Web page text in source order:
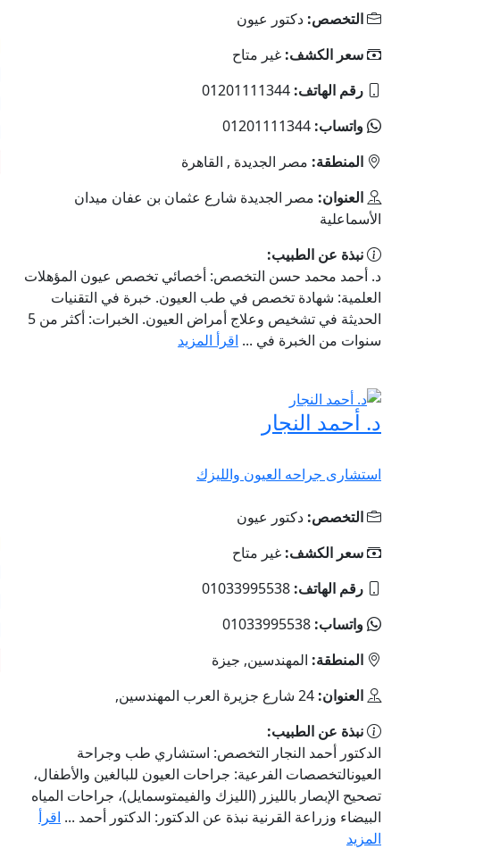
التخصص: دكتور عيون
سعر الكشف: غير متاح
رقم الهاتف: 01201111344
واتساب: 01201111344
المنطقة: مصر الجديدة , القاهرة
العنوان: مصر الجديدة شارع عثمان بن عفان ميدان
الأسماعلية
نبذة عن الطبيب:
د. أحمد محمد حسن التخصص: أخصائي تخصص عيون المؤهلات
العلمية: شهادة تخصص في طب العيون. خبرة في التقنيات
الحديثة في تشخيص وعلاج أمراض العيون. الخبرات: أكثر من 5
سنوات من الخبرة في ... اقرأ المزيد
د. أحمد النجار
استشارى جراحه العيون والليزك
التخصص: دكتور عيون
سعر الكشف: غير متاح
رقم الهاتف: ‎01033995538
واتساب: ‎01033995538
المنطقة: المهندسين, جيزة
العنوان: 24 شارع جزيرة العرب المهندسين,
نبذة عن الطبيب:
الدكتور أحمد النجار التخصص: استشاري طب وجراحة
العيونالتخصصات الفرعية: جراحات العيون للبالغين والأطفال،
تصحيح الإبصار بالليزر (الليزك والفيمتوسمايل)، جراحات المياه
البيضاء وزراعة القرنية نبذة عن الدكتور: الدكتور أحمد ... اقرأ
المزيد